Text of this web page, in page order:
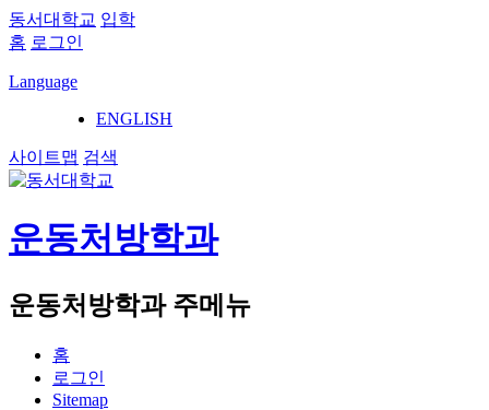
동서대학교 입학
홈 로그인
Language
ENGLISH
사이트맵 검색
운동처방학과
운동처방학과 주메뉴
홈
로그인
Sitemap